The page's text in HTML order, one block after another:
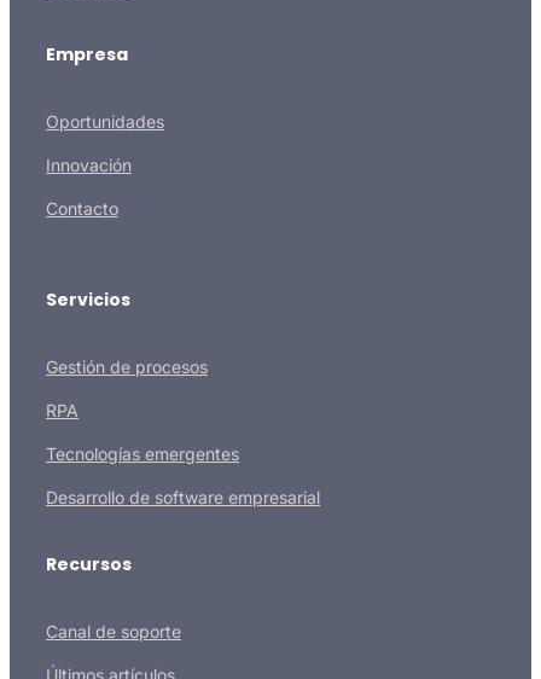
Empresa
Oportunidades
Innovación
Contacto
Servicios
Gestión de procesos
RPA
Tecnologías emergentes
Desarrollo de software empresarial
Recursos
Canal de soporte